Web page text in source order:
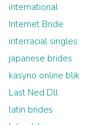
international
Internet Bride
interracial singles
japanese brides
kasyno online blik
Last Ned Dll
latin brides